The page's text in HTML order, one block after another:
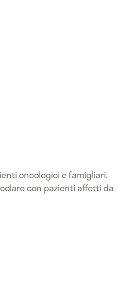
oncologici e famigliari.
con pazienti affetti da